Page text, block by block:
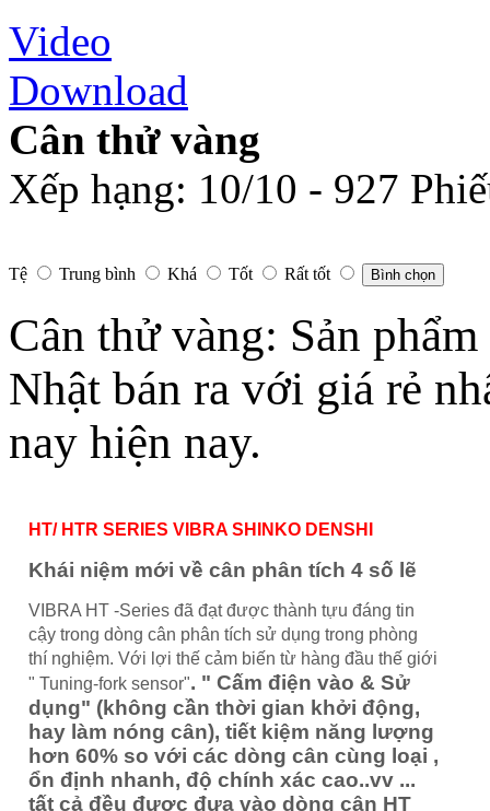
Video
Download
Cân thử vàng
Xếp hạng: 10/10 - 927
Tệ Trung bình Khá Tốt Rất tốt Bình chọn
Cân thử vàng: Sản
Nhật bán ra với giá rẻ
nay hiện nay.
HT/ HTR SERIES VIBRA SHINKO DENSHI
Khái niệm mới về cân phân tích 4 số lẽ
VIBRA HT -Series đã đạt được thành tựu đáng tin
cậy trong dòng cân phân tích sử dụng trong phòng
thí nghiệm. Với lợi thế cảm biến từ hàng đầu thế giới
" Tuning-fork sensor". " Cấm điện vào & Sử
dụng" (không cần thời gian khởi động,
hay làm nóng cân), tiết kiệm năng lượng
hơn 60% so với các dòng cân cùng loại ,
ổn định nhanh, độ chính xác cao..vv ...
tất cả đều được đưa vào dòng cân HT